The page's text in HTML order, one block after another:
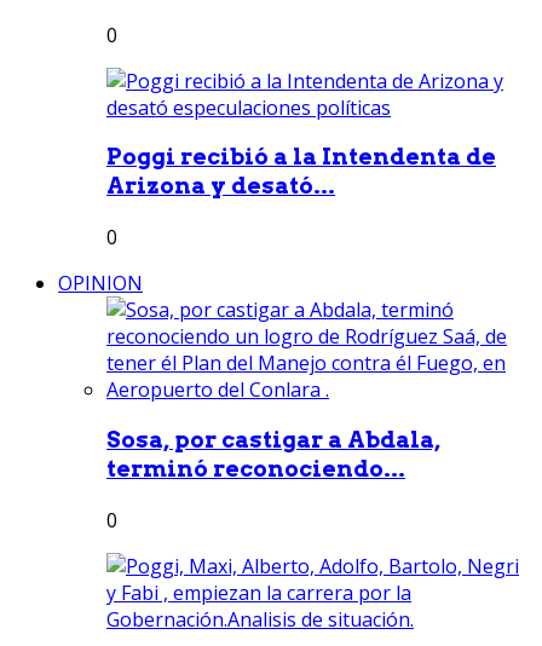
0
Poggi recibió a la Intendenta de
Arizona y desató...
0
OPINION
Sosa, por castigar a Abdala,
terminó reconociendo...
0